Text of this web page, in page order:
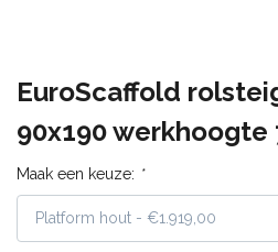
EuroScaffold
90x190 werkhoogte
Maak een keuze: *